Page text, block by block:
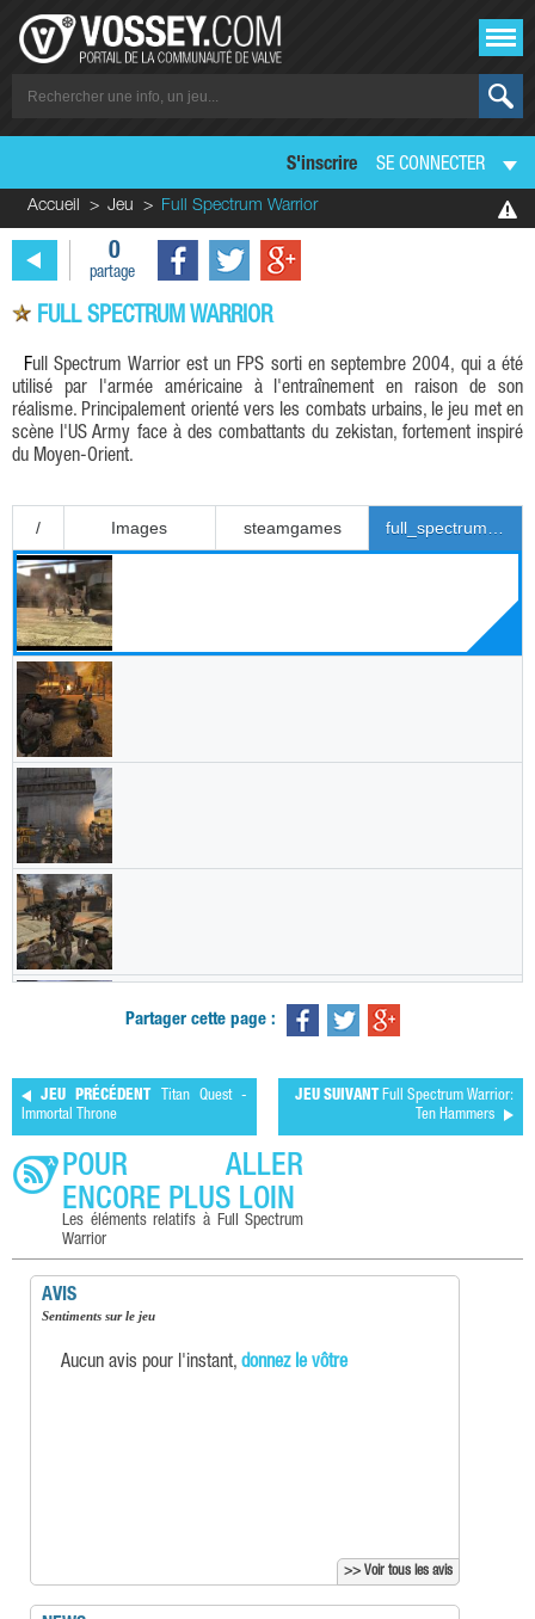
S'inscrire SE CONNECTER
Accueil Jeu Full Spectrum Warrior
0
partage
FULL SPECTRUM WARRIOR
Full Spectrum Warrior est un FPS sorti en septembre 2004, qui a été
utilisé par l'armée américaine à l'entraînement en raison de son
réalisme. Principalement orienté vers les combats urbains, le jeu met en
scène l'US Army face à des combattants du zekistan, fortement inspiré
du Moyen-Orient.
Partager cette page :
JEU PRÉCÉDENT
Titan Quest -
Immortal Throne
JEU SUIVANT Full Spectrum Warrior:
Ten Hammers
POUR ALLER
ENCORE PLUS LOIN
Les éléments relatifs à Full Spectrum
Warrior
AVIS
Sentiments sur le jeu
Aucun avis pour l'instant, donnez le vôtre
>> Voir tous les avis